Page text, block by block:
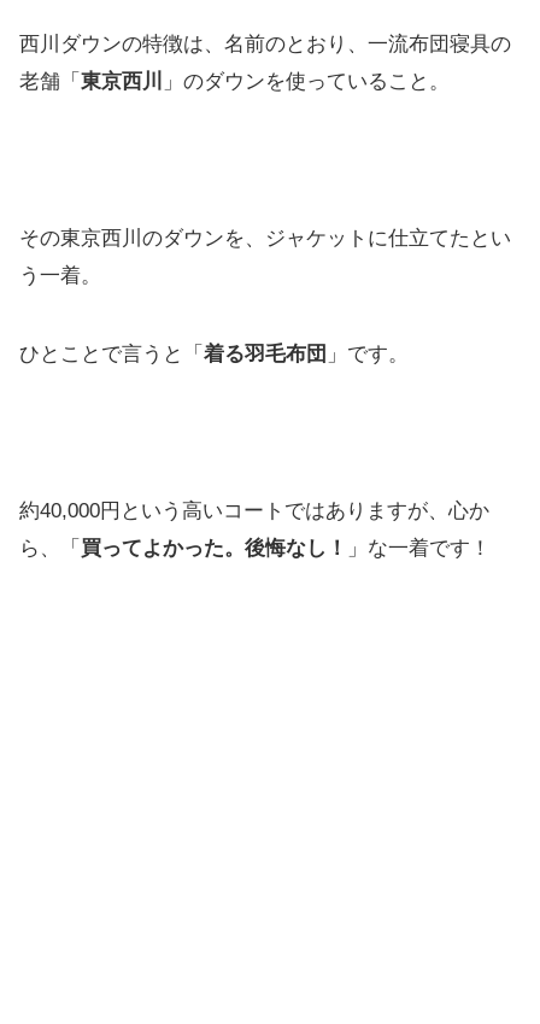
西川ダウンの特徴は、名前のとおり、一流布団寝具の
老舗「 東京西川 」のダウンを使っていること。
その東京西川のダウンを、ジャケットに仕立てたとい
う一着。
ひとことで言うと「 着る羽毛布団 」です。
約40,000円という高いコートではありますが、心か
ら、「 買ってよかった。後悔なし！ 」な一着です！